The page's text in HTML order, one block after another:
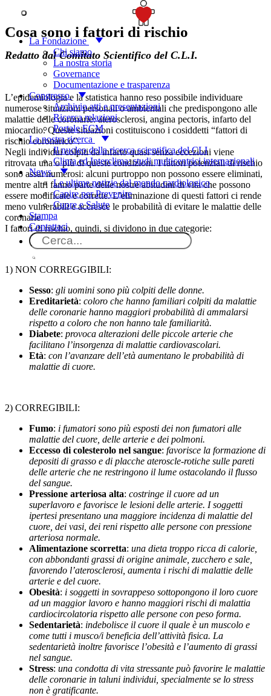
La Fondazione
Chi siamo
La nostra storia
Governance
Documentazione e trasparenza
Congresso
Archivio atti e presentazioni
Ricerca relazioni
Portale ECM
La nostra ricerca
Il nucleo della ricerca scientifica del CLI
Clima ed Interclima: studi multicentrici internazionali
News
Le ultime notizie dal mondo cardiologico
Capire per Prevenire
Cuore e Salute
Stampa
Contattaci
Cosa sono i fattori di rischio
Redatto dal Comitato Scientifico del C.L.I.
L’epidemiologia e la statistica hanno reso possibile individuare
numerose situazioni personali o ambientali che predispongono alle
malattie delle coronarie: aterosclerosi, angina pectoris, infarto del
miocardio. Queste situazioni costituiscono i cosiddetti “fattori di
rischio coronarico”.
Negli individui colpiti da infarto quasi senza eccezioni viene
ritrovata una o più di queste condizioni. I fattori potenziali di rischio
sono assai numerosi: alcuni purtroppo non possono essere eliminati,
mentre altri fanno parte delle nostre abitudini di vita che possono
essere modificate e corrette. L’eliminazione di questi fattori ci rende
meno vulnerabili e accresce le probabilità di evitare le malattie delle
coronarie.
I fattori di rischio, quindi, si dividono in due categorie:
1) NON CORREGGIBILI:
Sesso: gli uomini sono più colpiti delle donne.
Ereditarietà: coloro che hanno familiari colpiti da malattie
delle coronarie hanno maggiori probabilità di ammalarsi
rispetto a coloro che non hanno tale familiarità.
Diabete: provoca alterazioni delle piccole arterie che
facilitano l’insorgenza di malattie cardiovascolari.
Età: con l’avanzare dell’età aumentano le probabilità di
malattie di cuore.
2) CORREGIBILI:
Fumo: i fumatori sono più esposti dei non fumatori alle
malattie del cuore, delle arterie e dei polmoni.
Eccesso di colesterolo nel sangue: favorisce la formazione di
depositi di grasso e di placche ateroscle-rotiche sulle pareti
delle arterie che ne restringono il lume ostacolando il flusso
del sangue.
Pressione arteriosa alta: costringe il cuore ad un
superlavoro e favorisce le lesioni delle arterie. I soggetti
ipertesi presentano una maggiore incidenza di malattie del
cuore, dei vasi, dei reni rispetto alle persone con pressione
arteriosa normale.
Alimentazione scorretta: una dieta troppo ricca di calorie,
con abbondanti grassi di origine animale, zucchero e sale,
favorendo l’aterosclerosi, aumenta i rischi di malattie delle
arterie e del cuore.
Obesità: i soggetti in sovrappeso sottopongono il loro cuore
ad un maggior lavoro e hanno maggiori rischi di malattia
cardiocircolatoria rispetto alle persone con peso forma.
Sedentarietà: indebolisce il cuore il quale è un muscolo e
come tutti i musco/i beneficia dell’attività fisica. La
sedentarietà inoltre favorisce l’obesità e l’aumento di grassi
nel sangue.
Stress: una condotta di vita stressante può favorire le malattie
delle coronarie in taluni individui, specialmente se lo stress
non è gratificante.